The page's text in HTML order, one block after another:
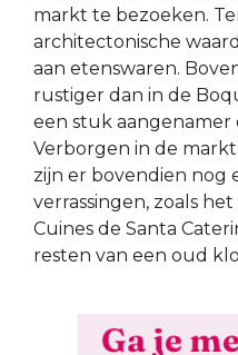
markt te bezoeken.
architectonische
aan etenswaren.
rustiger dan in de
een stuk
Verborgen in de
zijn er bovendien nog
verrassingen, zoals
Cuines de Santa
resten van een oud